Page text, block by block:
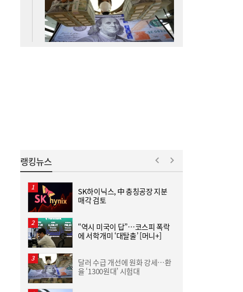
14:24
김민석 “갈등 제로” vs 정청래 “한 번 배신하
면 또”…제주서 난타전
랭킹뉴스
SK하이닉스, 中 충칭공장 지분
매각 검토
“역시 미국이 답”…코스피 폭락
에 서학개미 ‘대탈출’ [머니+]
달러 수급 개선에 원화 강세…환
율 ‘1300원대’ 시험대